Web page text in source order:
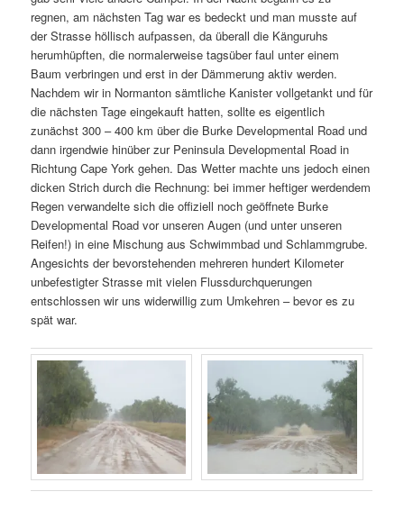
regnen, am nächsten Tag war es bedeckt und man musste auf
der Strasse höllisch aufpassen, da überall die Känguruhs
herumhüpften, die normalerweise tagsüber faul unter einem
Baum verbringen und erst in der Dämmerung aktiv werden.
Nachdem wir in Normanton sämtliche Kanister vollgetankt und für
die nächsten Tage eingekauft hatten, sollte es eigentlich
zunächst 300 – 400 km über die Burke Developmental Road und
dann irgendwie hinüber zur Peninsula Developmental Road in
Richtung Cape York gehen. Das Wetter machte uns jedoch einen
dicken Strich durch die Rechnung: bei immer heftiger werdendem
Regen verwandelte sich die offiziell noch geöffnete Burke
Developmental Road vor unseren Augen (und unter unseren
Reifen!) in eine Mischung aus Schwimmbad und Schlammgrube.
Angesichts der bevorstehenden mehreren hundert Kilometer
unbefestigter Strasse mit vielen Flussdurchquerungen
entschlossen wir uns widerwillig zum Umkehren – bevor es zu
spät war.